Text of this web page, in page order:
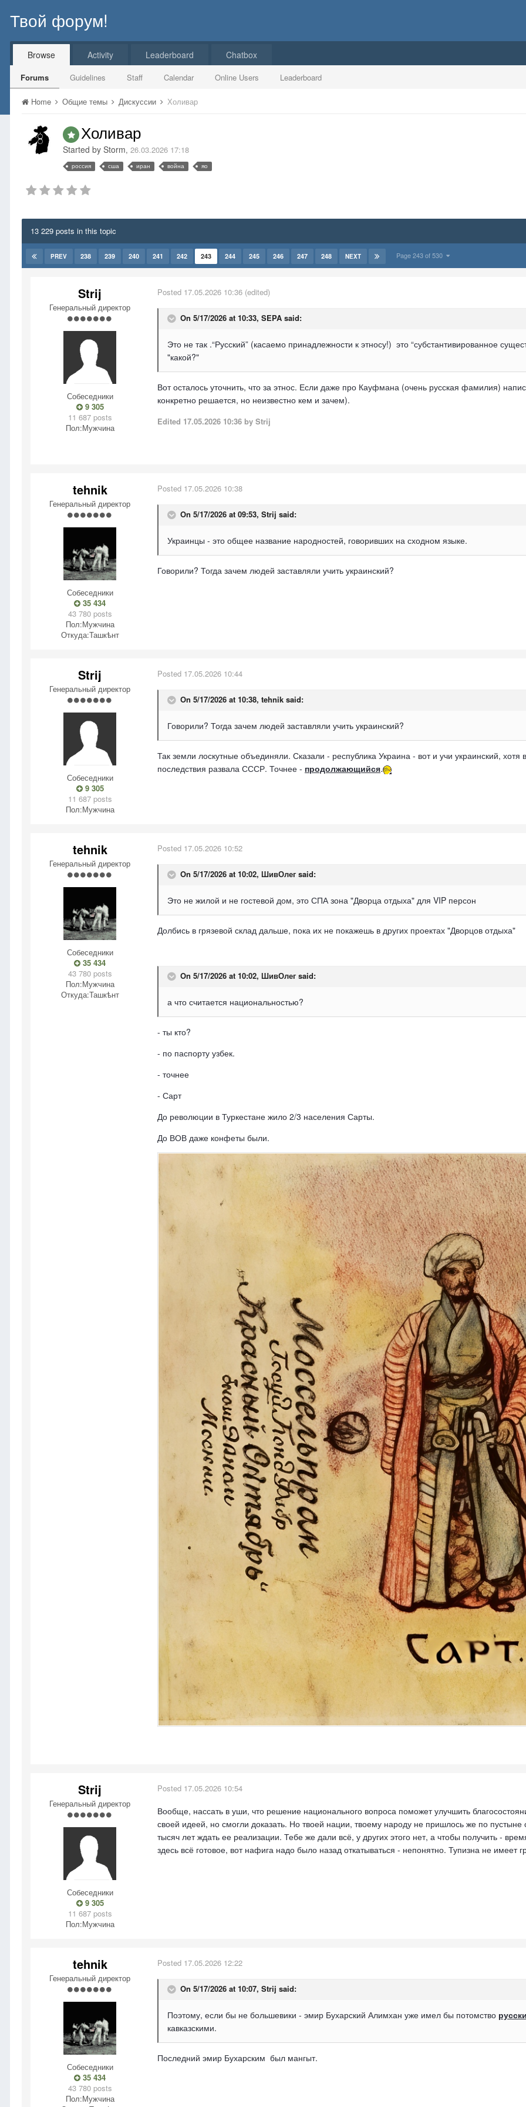
Твой форум!
Browse
Forums Guidelines Staff Calendar Online Users Leaderboard
Activity Leaderboard Chatbox
Home Общие темы Дискуссии Холивар
Холивар
Started by Storm, 26.03.2026 17:18
россия сша иран война яо
13 229 posts in this topic
PREV 238 239 240 241 242 243 244 245 246 247 248 NEXT Page 243 of 530
Strij
Генеральный директор
Собеседники
9 305
11 687 posts
Пол:Мужчина
Posted 17.05.2026 10:36 (edited)
On 5/17/2026 at 10:33, SEPA said:
Это не так .“Русский” (касаемо принадлежности к этносу!) это “субстантивированное
"какой?"
Вот осталось уточнить, что за этнос. Если даже про Кауфмана (очень русская фамилия)
конкретно решается, но неизвестно кем и зачем).
Edited 17.05.2026 10:36 by Strij
tehnik
Генеральный директор
Собеседники
35 434
43 780 posts
Пол:Мужчина
Откуда:Ташкѣнт
Posted 17.05.2026 10:38
On 5/17/2026 at 09:53, Strij said:
Украинцы - это общее название народностей, говоривших на сходном языке.
Говорили? Тогда зачем людей заставляли учить украинский?
Strij
Генеральный директор
Собеседники
9 305
11 687 posts
Пол:Мужчина
Posted 17.05.2026 10:44
On 5/17/2026 at 10:38, tehnik said:
Говорили? Тогда зачем людей заставляли учить украинский?
Так земли лоскутные объединяли. Сказали - республика Украина - вот и учи украинский,
последствия развала СССР. Точнее - продолжающийся.
tehnik
Генеральный директор
Собеседники
35 434
43 780 posts
Пол:Мужчина
Откуда:Ташкѣнт
Posted 17.05.2026 10:52
On 5/17/2026 at 10:02, ШивОлег said:
Это не жилой и не гостевой дом, это СПА зона "Дворца отдыха" для VIP персон
Долбись в грязевой склад дальше, пока их не покажешь в других проектах "Дворцов отдыха"
On 5/17/2026 at 10:02, ШивОлег said:
а что считается национальностью?
- ты кто?
- по паспорту узбек.
- точнее
- Сарт
До революции в Туркестане жило 2/3 населения Сарты.
До ВОВ даже конфеты были.
Strij
Генеральный директор
Собеседники
9 305
11 687 posts
Пол:Мужчина
Posted 17.05.2026 10:54
Вообще, нассать в уши, что решение национального вопроса поможет улучшить
своей идеей, но смогли доказать. Но твоей нации, твоему народу не пришлось же по
тысяч лет ждать ее реализации. Тебе же дали всё, у других этого нет, а чтобы получить -
здесь всё готовое, вот нафига надо было назад откатываться - непонятно. Тупизна не имеет
tehnik
Генеральный директор
Собеседники
35 434
43 780 posts
Пол:Мужчина
Posted 17.05.2026 12:22
On 5/17/2026 at 10:07, Strij said:
Поэтому, если бы не большевики - эмир Бухарский Алимхан уже имел бы потомство
кавказскими.
Последний эмир Бухарским был мангыт.